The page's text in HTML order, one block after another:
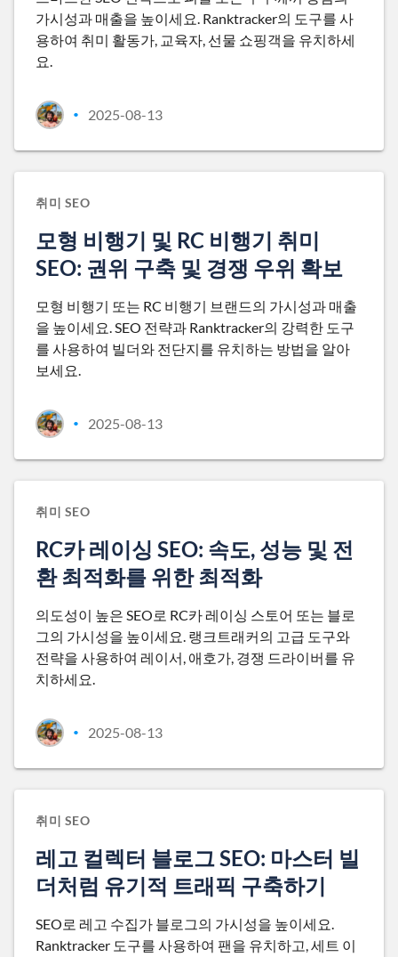
가시성과 매출을 높이세요. Ranktracker의 도구를 사
용하여 취미 활동가, 교육자, 선물 쇼핑객을 유치하세
요.
• 2025-08-13
취미 SEO
모형 비행기 및 RC 비행기 취미
SEO: 권위 구축 및 경쟁 우위 확보
모형 비행기 또는 RC 비행기 브랜드의 가시성과 매출
을 높이세요. SEO 전략과 Ranktracker의 강력한 도구
를 사용하여 빌더와 전단지를 유치하는 방법을 알아
보세요.
• 2025-08-13
취미 SEO
RC카 레이싱 SEO: 속도, 성능 및 전
환 최적화를 위한 최적화
의도성이 높은 SEO로 RC카 레이싱 스토어 또는 블로
그의 가시성을 높이세요. 랭크트래커의 고급 도구와
전략을 사용하여 레이서, 애호가, 경쟁 드라이버를 유
치하세요.
• 2025-08-13
취미 SEO
레고 컬렉터 블로그 SEO: 마스터 빌
더처럼 유기적 트래픽 구축하기
SEO로 레고 수집가 블로그의 가시성을 높이세요.
Ranktracker 도구를 사용하여 팬을 유치하고, 세트 이